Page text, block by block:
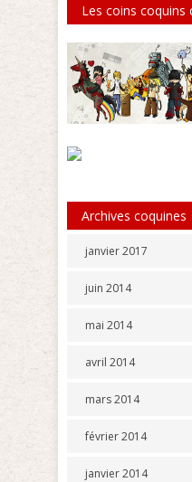
Les coins coquins
Archives coquines
janvier 2017
juin 2014
mai 2014
avril 2014
mars 2014
février 2014
janvier 2014